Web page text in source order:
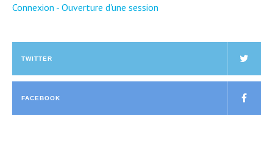
Connexion - Ouverture d'une session
TWITTER
FACEBOOK